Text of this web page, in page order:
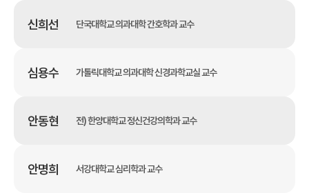
신희선 단국대학교 의과대학 간호학과 교수
심용수 가톨릭대학교 의과대학 신경과학교실 교수
안동현 전) 한양대학교 정신건강의학과 교수
안명희 서강대학교 심리학과 교수